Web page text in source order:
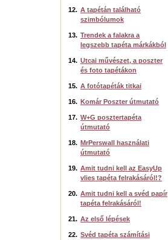
12. A tapétán található
szimbólumok
13. Trendek a falakra a
legszebb tapéta márkákból
14. Utcai művészet, a poszter
és foto tapétákon
15. A fotótapéták titkai
16. Komár Poszter útmutató
17. W+G posztertapéta
útmutató
18. MrPerswall használati
útmutató
19. Amit tudni kell az EasyUp
vlies tapéta felrakásáról!?
20. Amit tudni kell a svéd papír
tapéta felrakásáról!
21. Az első lépések
22. Svéd tapéta számítási